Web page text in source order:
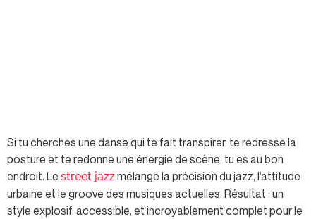
Si tu cherches une danse qui te fait transpirer, te redresse la
posture et te redonne une énergie de scène, tu es au bon
endroit. Le street jazzmélange la précision du jazz, l’attitude
urbaine et le groove des musiques actuelles. Résultat : un
style explosif, accessible, et incroyablement complet pour le